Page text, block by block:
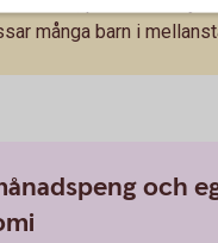
många barn i
och